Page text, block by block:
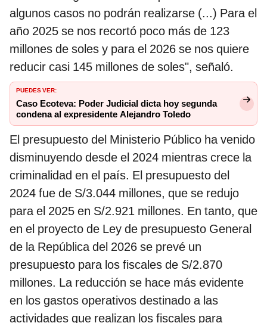
algunos casos no podrán realizarse (...) Para el
año 2025 se nos recortó poco más de 123
millones de soles y para el 2026 se nos quiere
reducir casi 145 millones de soles", señaló.
PUEDES VER:
Caso Ecoteva: Poder Judicial dicta hoy segunda
condena al expresidente Alejandro Toledo
El presupuesto del Ministerio Público ha venido
disminuyendo desde el 2024 mientras crece la
criminalidad en el país. El presupuesto del
2024 fue de S/3.044 millones, que se redujo
para el 2025 en S/2.921 millones. En tanto, que
en el proyecto de Ley de presupuesto General
de la República del 2026 se prevé un
presupuesto para los fiscales de S/2.870
millones. La reducción se hace más evidente
en los gastos operativos destinado a las
actividades que realizan los fiscales para